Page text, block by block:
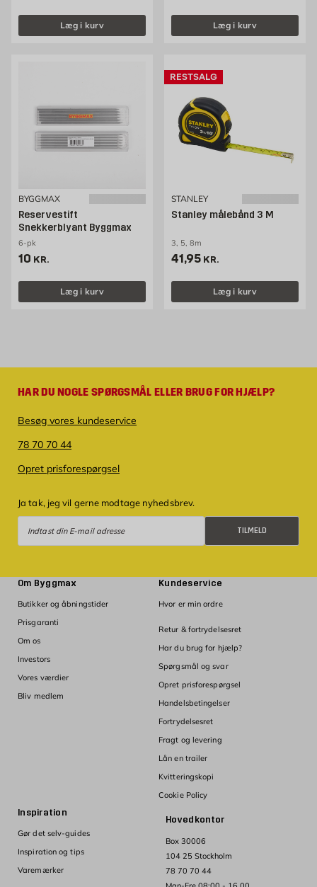
Læg i kurv Læg i kurv
BYGGMAX
Reservestift
Snekkerblyant Byggmax
6-pk
Pris 10 kr. /stk
10 KR.
Læg i kurv
RESTSALG
STANLEY
Stanley målebånd 3 M
3, 5, 8m
Pris 41.95 kr. /stk
41,95 KR.
Læg i kurv
HAR DU NOGLE SPØRGSMÅL ELLER BRUG FOR HJÆLP?
Besøg vores kundeservice
78 70 70 44
Opret prisforespørgsel
Ja tak, jeg vil gerne modtage nyhedsbrev.
TILMELD
Hovedkontor
Box 30006
104 25 Stockholm
78 70 70 44
Om Byggmax
Butikker og åbningstider
Prisgaranti
Om os
Investors
Vores værdier
Bliv medlem
Kundeservice
Hvor er min ordre
Retur & fortrydelsesret
Har du brug for hjælp?
Spørgsmål og svar
Opret prisforespørgsel
Handelsbetingelser
Fortrydelsesret
Fragt og levering
Lån en trailer
Kvitteringskopi
Cookie Policy
Inspiration
Gør det selv-guides
Inspiration og tips
Varemærker